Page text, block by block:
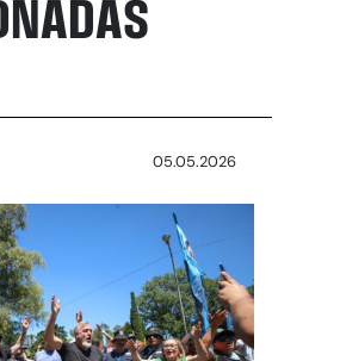
05.05.2026